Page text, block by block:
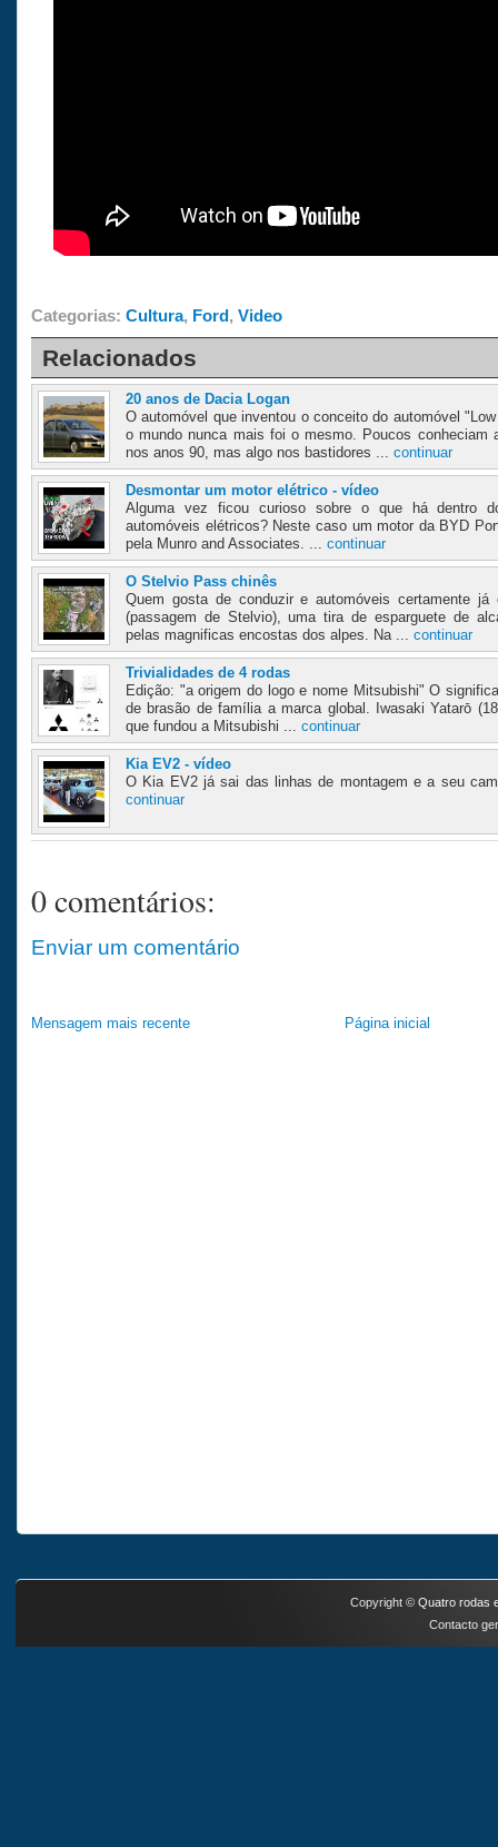
Categorias: Cultura, Ford, Video
Relacionados
20 anos de Dacia Logan
O automóvel que inventou o conceito do automóvel
o mundo nunca mais foi o mesmo. Poucos conheciam
nos anos 90, mas algo nos bastidores ... continuar
Desmontar um motor elétrico - vídeo
Alguma vez ficou curioso sobre o que há dentro
automóveis elétricos? Neste caso um motor da BYD
pela Munro and Associates. ... continuar
O Stelvio Pass chinês
Quem gosta de conduzir e automóveis certamente
(passagem de Stelvio), uma tira de esparguete de
pelas magnificas encostas dos alpes. Na ... continuar
Trivialidades de 4 rodas
Edição: "a origem do logo e nome Mitsubishi" O
de brasão de família a marca global. Iwasaki Yatarō
que fundou a Mitsubishi ... continuar
Kia EV2 - vídeo
O Kia EV2 já sai das linhas de montagem e a seu
continuar
0 comentários:
Enviar um comentário
Mensagem mais recente Página inicial
Copyright © Quatro rodas
Contacto